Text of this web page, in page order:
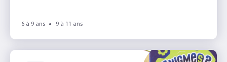
6 à 9 ans 9 à 11 ans